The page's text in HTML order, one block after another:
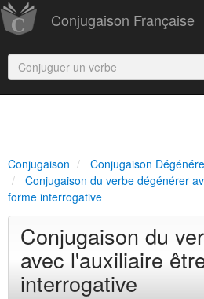
Conjugaison Française
Conjugaison
Conjugaison
Conjugaison du verbe dégénérer
forme interrogative
Conjugaison du
avec l'auxiliaire
interrogative